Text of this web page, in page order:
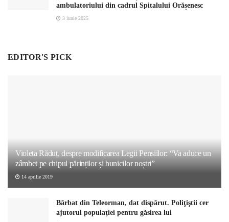
ambulatoriului din cadrul Spitalului Orășenesc
3 iunie 2025
EDITOR'S PICK
Violeta Răduț, despre modificarea Legii Pensiilor: “Va aduce un
zâmbet pe chipul părinților și bunicilor noștri”
14 aprilie 2019
Bărbat din Teleorman, dat dispărut. Poliţiştii cer
ajutorul populaţiei pentru găsirea lui